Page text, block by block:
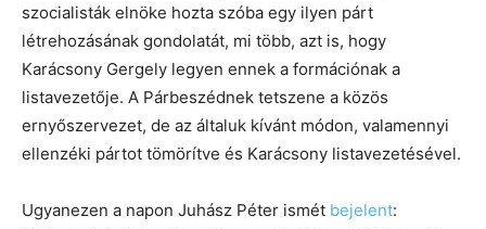
szocialisták elnöke hozta szóba egy ilyen párt
létrehozásának gondolatát, mi több, azt is, hogy
Karácsony Gergely legyen ennek a formációnak a
listavezetője. A Párbeszédnek tetszene a közös
ernyőszervezet, de az általuk kívánt módon, valamennyi
ellenzéki pártot tömörítve és Karácsony listavezetésével.
Ugyanezen a napon Juhász Péter ismét bejelent: